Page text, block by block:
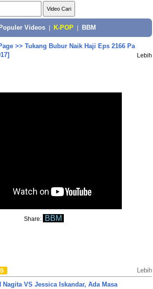
Populer Videos K-POP BBM
>> Tukang Bubur Naik Haji Eps 2166 Pa
Lebih
Share: BBM
Lebih
Nagita VS Jessica Iskandar, Ada Masa